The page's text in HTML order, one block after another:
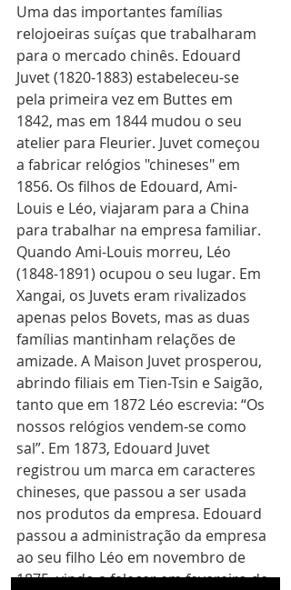
Uma das importantes famílias
relojoeiras suíças que trabalharam
para o mercado chinês. Edouard
Juvet (1820-1883) estabeleceu-se
pela primeira vez em Buttes em
1842, mas em 1844 mudou o seu
atelier para Fleurier. Juvet começou
a fabricar relógios "chineses" em
1856. Os filhos de Edouard, Ami-
Louis e Léo, viajaram para a China
para trabalhar na empresa familiar.
Quando Ami-Louis morreu, Léo
(1848-1891) ocupou o seu lugar. Em
Xangai, os Juvets eram rivalizados
apenas pelos Bovets, mas as duas
famílias mantinham relações de
amizade. A Maison Juvet prosperou,
abrindo filiais em Tien-Tsin e Saigão,
tanto que em 1872 Léo escrevia: “Os
nossos relógios vendem-se como
sal”. Em 1873, Edouard Juvet
registrou um marca em caracteres
chineses, que passou a ser usada
nos produtos da empresa. Edouard
passou a administração da empresa
ao seu filho Léo em novembro de
1875, vindo a falecer em fevereiro de